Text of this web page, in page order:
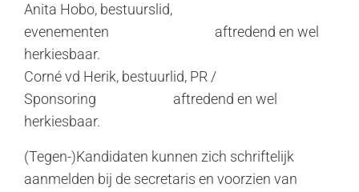
Anita Hobo, bestuurslid,
evenementen aftredend en wel
herkiesbaar.
Corné vd Herik, bestuurlid, PR /
Sponsoring aftredend en wel
herkiesbaar.
(Tegen-)Kandidaten kunnen zich schriftelijk
aanmelden bij de secretaris en voorzien van